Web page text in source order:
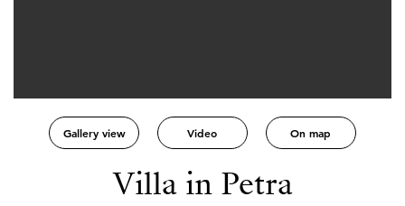
Gallery view Video On map
Villa in Petra